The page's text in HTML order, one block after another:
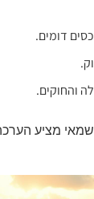
דומים.
והחוקים.
מציע